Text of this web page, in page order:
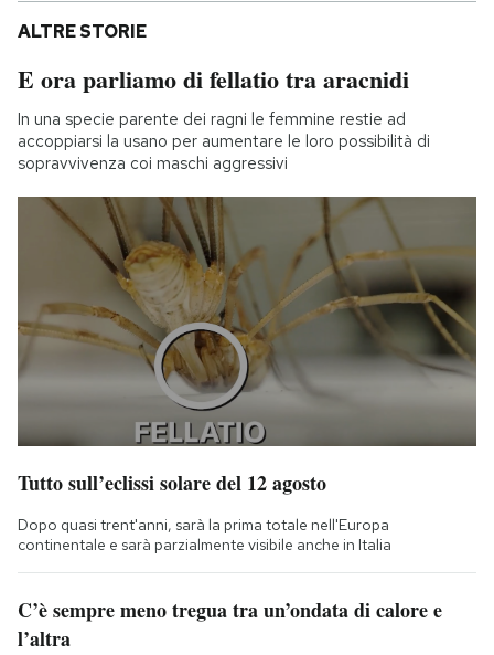
ALTRE STORIE
E ora parliamo di fellatio tra aracnidi
In una specie parente dei ragni le femmine restie ad
accoppiarsi la usano per aumentare le loro possibilità di
sopravvivenza coi maschi aggressivi
Tutto sull’eclissi solare del 12 agosto
Dopo quasi trent'anni, sarà la prima totale nell'Europa
continentale e sarà parzialmente visibile anche in Italia
C’è sempre meno tregua tra un’ondata di calore e
l’altra